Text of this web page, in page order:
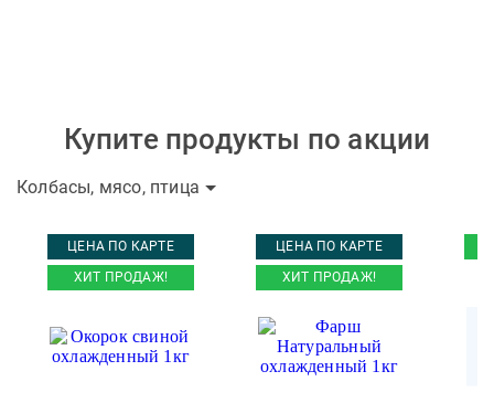
Купите продукты по акции
Колбасы, мясо, птица
ЦЕНА ПО КАРТЕ
ХИТ ПРОДАЖ!
ЦЕНА ПО КАРТЕ
ХИТ ПРОДАЖ!